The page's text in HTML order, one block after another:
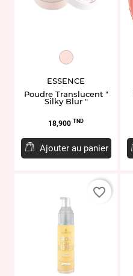
ET958451.10
ESSENCE
Poudre Translucent "
Silky Blur "
Prix
18,900 TND
Ajouter au panier
favorite_border